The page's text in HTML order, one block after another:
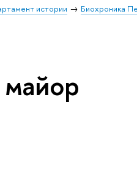
истории
Биохроника